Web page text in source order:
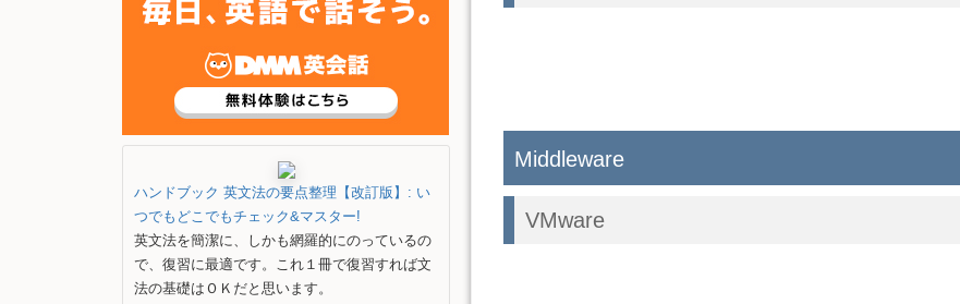
ハンドブック 英文法の要点整理【改訂版】: い
つでもどこでもチェック&マスター!
英文法を簡潔に、しかも網羅的にのっているの
で、復習に最適です。これ１冊で復習すれば文
法の基礎はＯＫだと思います。
Middleware
VMware